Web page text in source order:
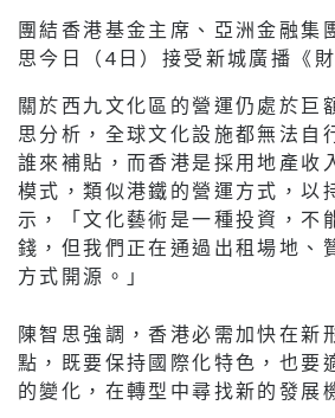
團結香港基金主席、亞洲金融集
思今日（4日）接受新城廣播《
關於西九文化區的營運仍處於巨
思分析，全球文化設施都無法自
誰來補貼，而香港是採用地產收
模式，類似港鐵的營運方式，以
示，「文化藝術是一種投資，不
錢，但我們正在通過出租場地、
方式開源。」
陳智思強調，香港必需加快在新
點，既要保持國際化特色，也要
的變化，在轉型中尋找新的發展